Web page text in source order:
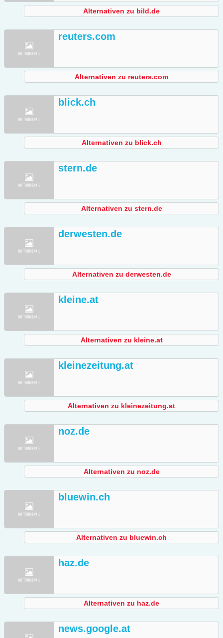
Alternativen zu bild.de
reuters.com
Alternativen zu reuters.com
blick.ch
Alternativen zu blick.ch
stern.de
Alternativen zu stern.de
derwesten.de
Alternativen zu derwesten.de
kleine.at
Alternativen zu kleine.at
kleinezeitung.at
Alternativen zu kleinezeitung.at
noz.de
Alternativen zu noz.de
bluewin.ch
Alternativen zu bluewin.ch
haz.de
Alternativen zu haz.de
news.google.at